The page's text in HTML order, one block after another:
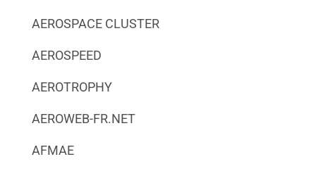
AEROSPACE CLUSTER
AEROSPEED
AEROTROPHY
AEROWEB-FR.NET
AFMAE